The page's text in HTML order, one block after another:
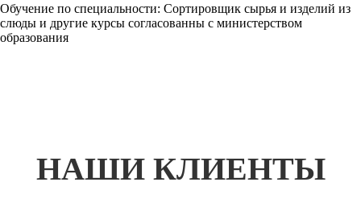
Обучение по специальности: Сортировщик сырья и изделий из
слюды и другие курсы согласованны с министерством
образования
НАШИ КЛИЕНТЫ